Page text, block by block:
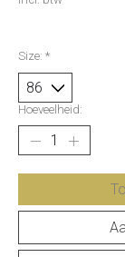
Size: *
Hoeveelheid: